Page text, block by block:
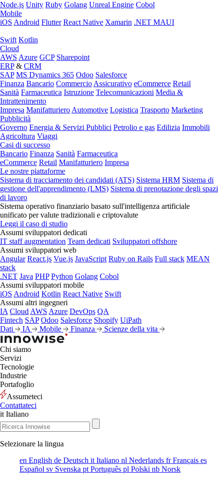
Node.js Unity Ruby Golang Unreal Engine Cobol
Mobile
iOS Android Flutter React Native Xamarin .NET MAUI
Swift Kotlin
Cloud
AWS Azure GCP Sharepoint
ERP& CRM
SAP MS Dynamics 365 Odoo Salesforce
Finanza Bancario Commercio Assicurativo eCommerce Retail
Sanità Farmaceutica Istruzione Telecomunicazioni Media &
Intrattenimento
Impresa Manifatturiero Automotive Logistica Trasporto Marketing
Pubblicità
Governo Energia & Servizi Pubblici Petrolio e gas Edilizia Immobili
Agricoltura Viaggi
Casi di successo
Bancario Finanza Sanità Farmaceutica
eCommerce Retail Manifatturiero Impresa
Le nostre piattaforme
Sistema di tracciamento dei candidati (ATS) Sistema HRM Sistema di
gestione dell'apprendimento (LMS) Sistema di prenotazione degli spazi
di lavoro
Sistema operativo finanziario basato sull'intelligenza artificiale
unificato per valute tradizionali e criptovalute
Leggi il caso di studio
Assumi sviluppatori dedicati
IT staff augmentation Team dedicati Sviluppatori offshore
Assumi sviluppatori web
Angular React.js Vue.js JavaScript Ruby on Rails Full stack MEAN
stack
.NET Java PHP Python Golang Cobol
Assumi sviluppatori mobile
iOS Android Kotlin React Native Swift
Assumi altri ingegneri
IA Cloud AWS Azure DevOps QA
Fintech SAP Odoo Salesforce Shopify UiPath
Dati
IA Mobile Finanza Scienze della vita
Chi siamo
Servizi
Tecnologie
Industrie
Portafoglio
Assumeteci
Contattateci
it Italiano
Selezionare la lingua
en English de Deutsch it Italiano nl Nederlands frFrançais es
Español sv Svenska pt Português pl Polski nb Norsk